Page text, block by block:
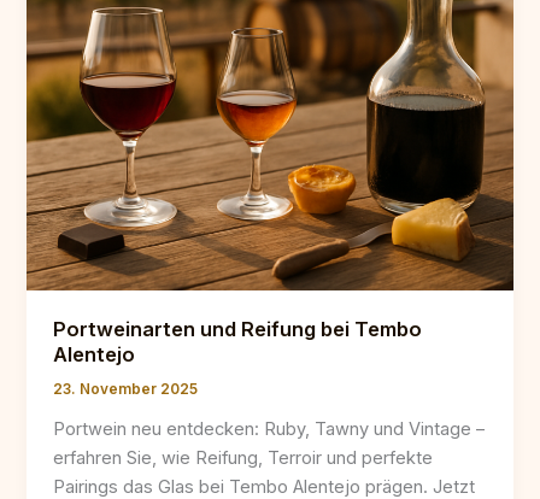
Portweinarten und Reifung bei Tembo
Alentejo
23. November 2025
Portwein neu entdecken: Ruby, Tawny und Vintage –
erfahren Sie, wie Reifung, Terroir und perfekte
Pairings das Glas bei Tembo Alentejo prägen. Jetzt